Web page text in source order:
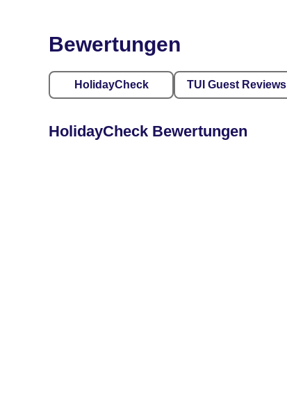
Bewertungen
HolidayCheck TUI Guest Reviews
HolidayCheck Bewertungen